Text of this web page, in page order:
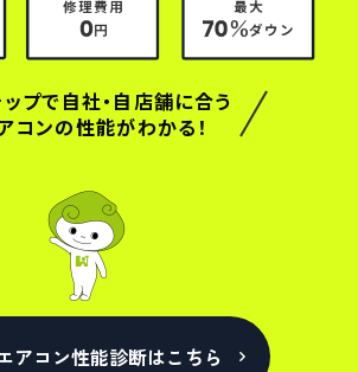
プで自社・自店舗に合う
コンの性能がわかる！
アコン性能診断はこちら